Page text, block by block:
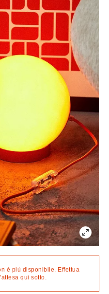
è più disponibile. Effettua
qui sotto.